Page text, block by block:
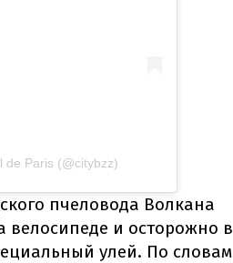
Paris (@citybzz)
пчеловода Волкана
велосипеде и осторожно в
улей. По словам